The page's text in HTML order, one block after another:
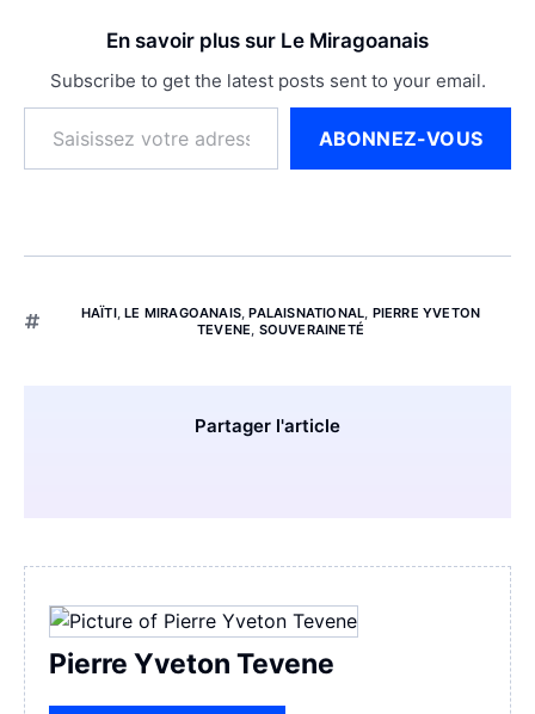
En savoir plus sur Le Miragoanais
Subscribe to get the latest posts sent to your email.
ABONNEZ-VOUS
HAÏTI,LE MIRAGOANAIS,PALAISNATIONAL, PIERRE YVETON
TEVENE, SOUVERAINETÉ
Partager l'article
Pierre Yveton Tevene